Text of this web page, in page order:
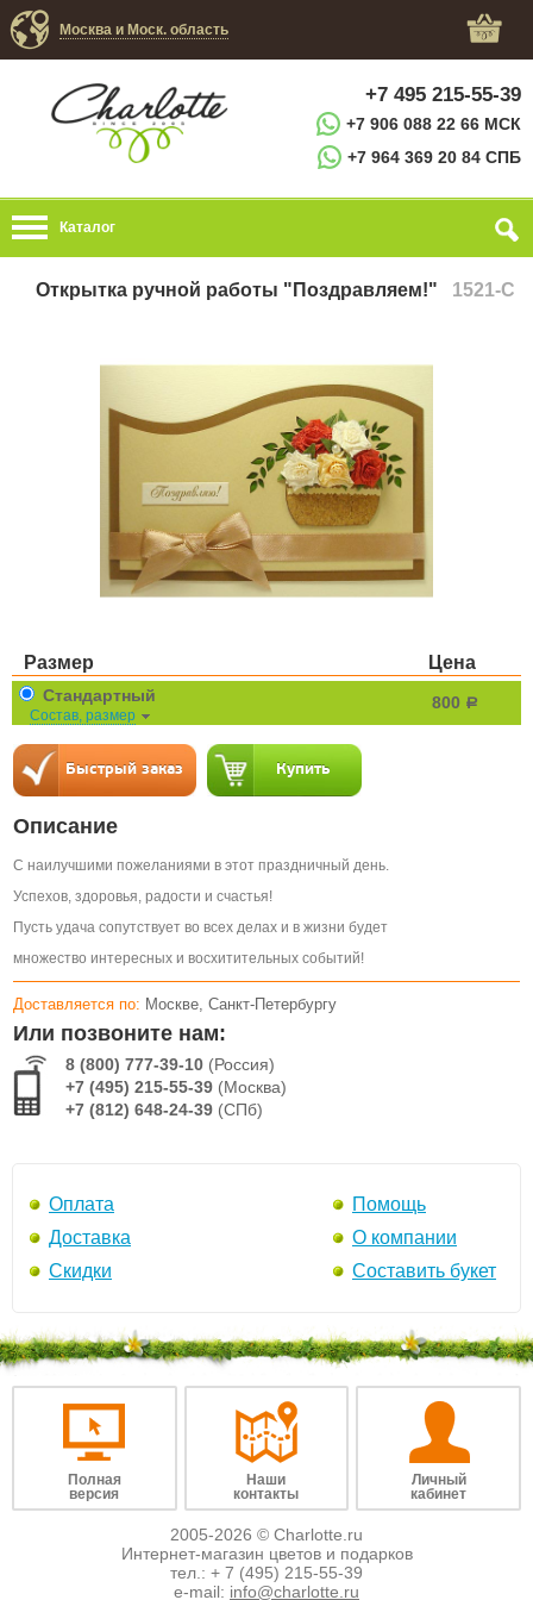
Москва и Моск. область
+7 495 215-55-39
+7 906 088 22 66 МСК
+7 964 369 20 84 СПБ
Каталог
Открытка ручной работы "Поздравляем!" 1521-C
Размер Цена
Стандартный
Состав, размер
800 a
Описание
С наилучшими пожеланиями в этот праздничный день.
Успехов, здоровья, радости и счастья!
Пусть удача сопутствует во всех делах и в жизни будет
множество интересных и восхитительных событий!
Доставляется по: Москве, Санкт-Петербургу
Или позвоните нам:
8 (800) 777-39-10 (Россия)
+7 (495) 215-55-39 (Москва)
+7 (812) 648-24-39 (СПб)
Оплата
Доставка
Скидки
Помощь
О компании
Составить букет
Полная
версия
Наши
контакты
Личный
кабинет
2005-2026 © Charlotte.ru
Интернет-магазин цветов и подарков
тел.: + 7 (495) 215-55-39
e-mail: info@charlotte.ru